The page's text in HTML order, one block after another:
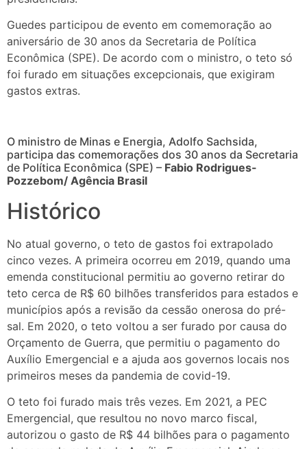
Guedes participou de evento em comemoração ao
aniversário de 30 anos da Secretaria de Política
Econômica (SPE). De acordo com o ministro, o teto só
foi furado em situações excepcionais, que exigiram
gastos extras.
O ministro de Minas e Energia, Adolfo Sachsida,
participa das comemorações dos 30 anos da Secretaria
de Política Econômica (SPE) – Fabio Rodrigues-
Pozzebom/ Agência Brasil
Histórico
No atual governo, o teto de gastos foi extrapolado
cinco vezes. A primeira ocorreu em 2019, quando uma
emenda constitucional permitiu ao governo retirar do
teto cerca de R$ 60 bilhões transferidos para estados e
municípios após a revisão da cessão onerosa do pré-
sal. Em 2020, o teto voltou a ser furado por causa do
Orçamento de Guerra, que permitiu o pagamento do
Auxílio Emergencial e a ajuda aos governos locais nos
primeiros meses da pandemia de covid-19.
O teto foi furado mais três vezes. Em 2021, a PEC
Emergencial, que resultou no novo marco fiscal,
autorizou o gasto de R$ 44 bilhões para o pagamento